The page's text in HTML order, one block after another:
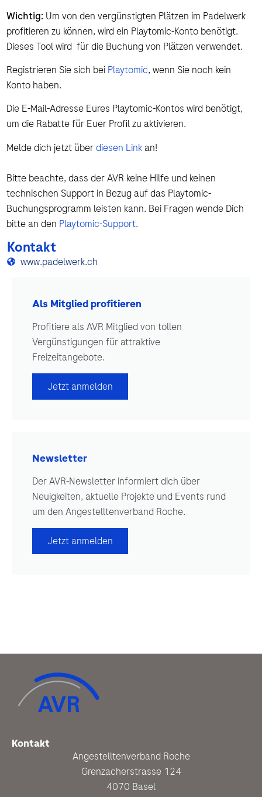
Wichtig: Um von den vergünstigten Plätzen im Padelwerk
profitieren zu können, wird ein Playtomic-Konto benötigt.
Dieses Tool wird für die Buchung von Plätzen verwendet.
Registrieren Sie sich bei Playtomic, wenn Sie noch kein
Konto haben.
Die E-Mail-Adresse Eures Playtomic-Kontos wird benötigt,
um die Rabatte für Euer Profil zu aktivieren.
Melde dich jetzt überdiesen Linkan!
Bitte beachte, dass der AVR keine Hilfe und keinen
technischen Support in Bezug auf das Playtomic-
Buchungsprogramm leisten kann. Bei Fragen wende Dich
bitte an den Playtomic-Support.
Kontakt
www.padelwerk.ch
Als Mitglied profitieren
Profitiere als AVR Mitglied von tollen
Vergünstigungen für attraktive
Freizeitangebote.
Jetzt anmelden
Newsletter
Der AVR-Newsletter informiert dich über
Neuigkeiten, aktuelle Projekte und Events rund
um den Angestelltenverband Roche.
Jetzt anmelden
Kontakt
Angestelltenverband Roche
Grenzacherstrasse 124
4070 Basel